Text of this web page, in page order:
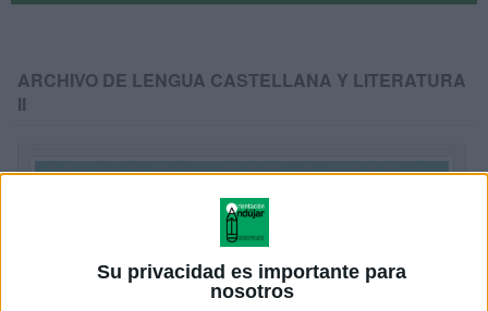
Su privacidad es importante para
nosotros
ARCHIVO DE LENGUA CASTELLANA Y LITERATURA
II